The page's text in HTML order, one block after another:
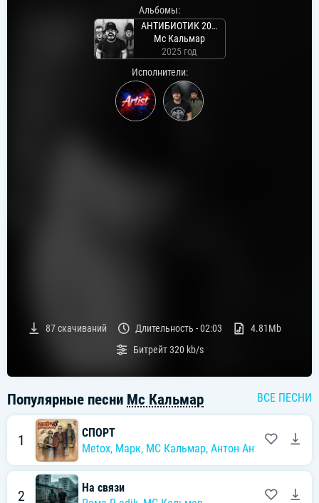
Альбомы:
АНТИБИОТИК 2025
Mc Кальмар
2025 год
Исполнители:
87скачиваний Длительность -02:03
4.81Mb
Битрейт320 kb/s
Популярные песни Mc Кальмар ВСЕ ПЕСНИ
1
СПОРТ
Metox, Марк, MC Кальмар, Антон Антипов
2
На связи